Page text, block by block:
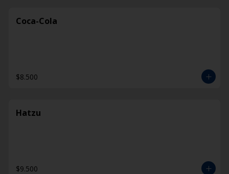
Coca-Cola
$8.500
Hatzu
$9.500